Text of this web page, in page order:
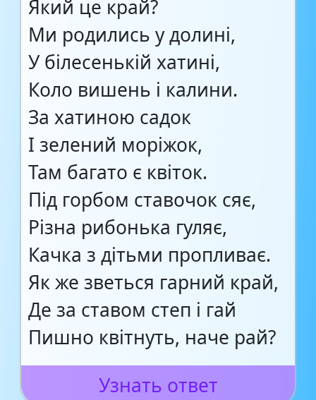
Який це край?
Ми родились у долині,
У білесенькій хатині,
Коло вишень і калини.
За хатиною садок
І зелений моріжок,
Там багато є квіток.
Під горбом ставочок сяє,
Різна рибонька гуляє,
Качка з дітьми пропливає.
Як же зветься гарний край,
Де за ставом степ і гай
Пишно квітнуть, наче рай?
Узнать ответ